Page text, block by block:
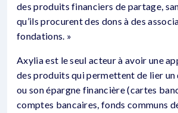
des produits financiers de partage,
qu’ils procurent des dons à des
fondations. »
Axylia est le seul acteur à avoir une
des produits qui permettent de lier un
ou son épargne financière (cartes
comptes bancaires, fonds communs